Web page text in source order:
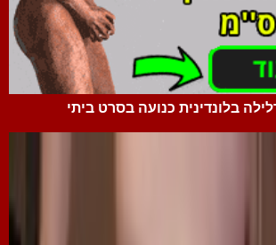
בלונדינית כנועה בסרט ביתי